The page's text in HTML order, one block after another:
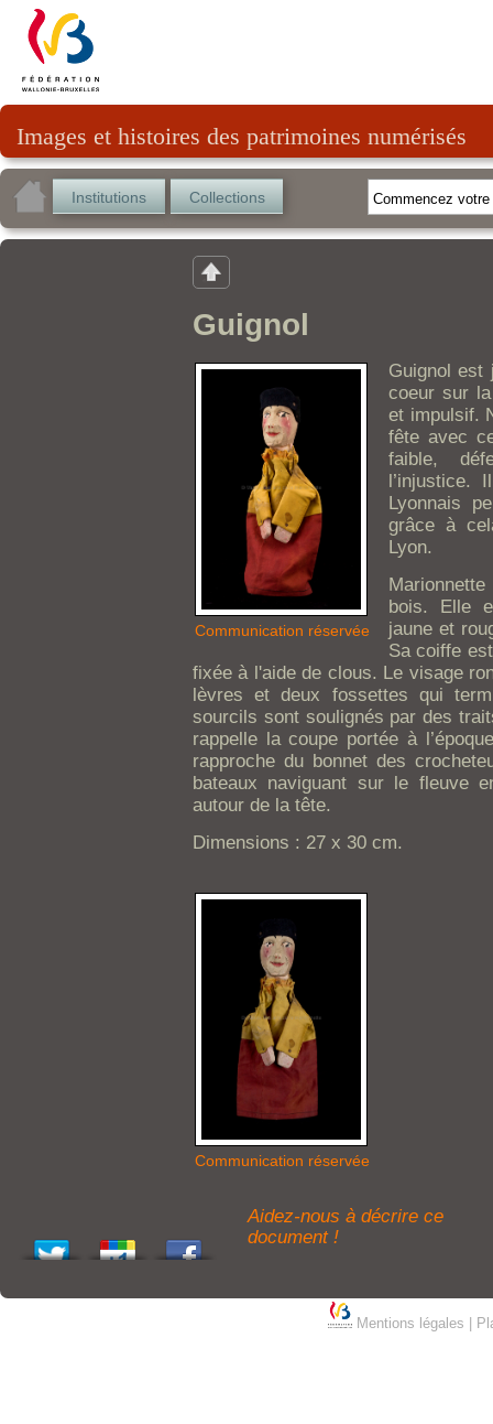
Images et histoires des patrimoines numérisés
Institutions Collections
Guignol
Communication réservée
Guignol est
coeur sur
et impulsif.
fête avec
faible,
l’injustice.
Lyonnais
grâce à
Lyon.
bois. Elle
jaune et
Sa coiffe
fixée à l'aide de clous. Le visage
lèvres et deux fossettes qui
sourcils sont soulignés par des
rappelle la coupe portée à
rapproche du bonnet des
bateaux naviguant sur le fleuve
autour de la tête.
Dimensions : 27 x 30 cm.
Communication réservée
Aidez-nous à décrire ce
document !
Mentions légales